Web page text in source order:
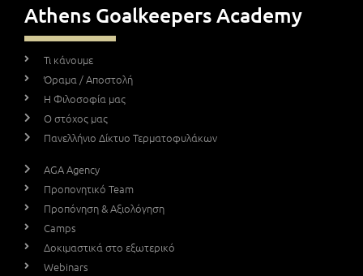
Athens Goalkeepers Academy
Τι κάνουμε
Όραμα / Αποστολή
Η Φιλοσοφία μας
Ο στόχος μας
Πανελλήνιο Δίκτυο Τερματοφυλάκων
AGA Agency
Προπονητικό Team
Προπόνηση & Αξιολόγηση
Camps
Δοκιμαστικά στο εξωτερικό
Webinars